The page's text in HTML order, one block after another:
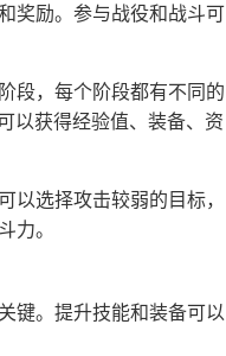
奖励。参与战役和战斗可
段，每个阶段都有不同的
以获得经验值、装备、资
选择攻击较弱的目标，
力。
键。提升技能和装备可以